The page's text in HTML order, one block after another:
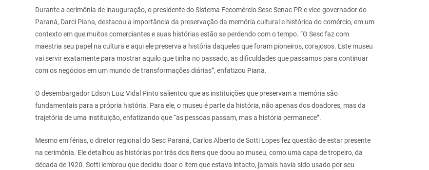
Durante a cerimônia de inauguração, o presidente do Sistema Fecomércio Sesc Senac PR e vice-governador do
Paraná, Darci Piana, destacou a importância da preservação da memória cultural e histórica do comércio, em um
contexto em que muitos comerciantes e suas histórias estão se perdendo com o tempo. “O Sesc faz com
maestria seu papel na cultura e aqui ele preserva a história daqueles que foram pioneiros, corajosos. Este museu
vai servir exatamente para mostrar aquilo que tinha no passado, as dificuldades que passamos para continuar
com os negócios em um mundo de transformações diárias”, enfatizou Piana.
O desembargador Edson Luiz Vidal Pinto salientou que as instituições que preservam a memória são
fundamentais para a própria história. Para ele, o museu é parte da história, não apenas dos doadores, mas da
trajetória de uma instituição, enfatizando que “as pessoas passam, mas a história permanece”.
Mesmo em férias, o diretor regional do Sesc Paraná, Carlos Alberto de Sotti Lopes fez questão de estar presente
na cerimônia. Ele detalhou as histórias por trás dos itens que doou ao museu, como uma capa de tropeiro, da
década de 1920. Sotti lembrou que decidiu doar o item que estava intacto, jamais havia sido usado por seu